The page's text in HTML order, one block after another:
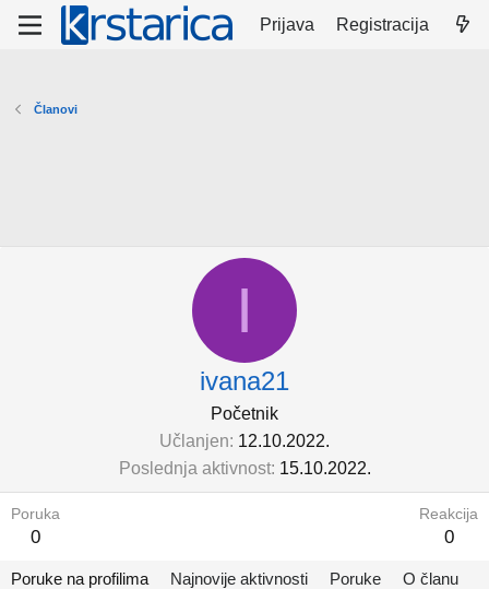
Prijava Registracija
Članovi
I
ivana21
Početnik
Učlanjen 12.10.2022.
Poslednja aktivnost 15.10.2022.
Poruka
0
Reakcija
0
Poruke na profilima Najnovije aktivnosti Poruke O članu